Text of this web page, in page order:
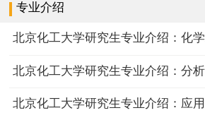
专业介绍
北京化工大学研究生专业介绍：化
北京化工大学研究生专业介绍：分
北京化工大学研究生专业介绍：应